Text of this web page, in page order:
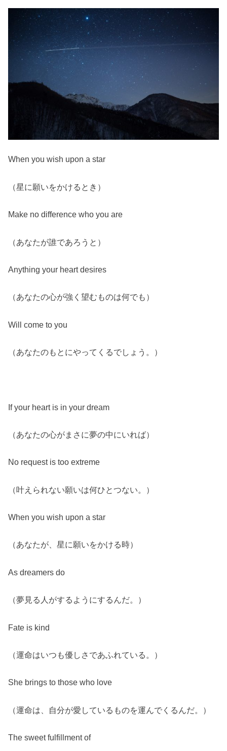
When you wish upon a star
（星に願いをかけるとき）
Make no difference who you are
（あなたが誰であろうと）
Anything your heart desires
（あなたの心が強く望むものは何でも）
Will come to you
（あなたのもとにやってくるでしょう。）
If your heart is in your dream
（あなたの心がまさに夢の中にいれば）
No request is too extreme
（叶えられない願いは何ひとつない。）
When you wish upon a star
（あなたが、星に願いをかける時）
As dreamers do
（夢見る人がするようにするんだ。）
Fate is kind
（運命はいつも優しさであふれている。）
She brings to those who love
（運命は、自分が愛しているものを運んでくるんだ。）
The sweet fulfillment of